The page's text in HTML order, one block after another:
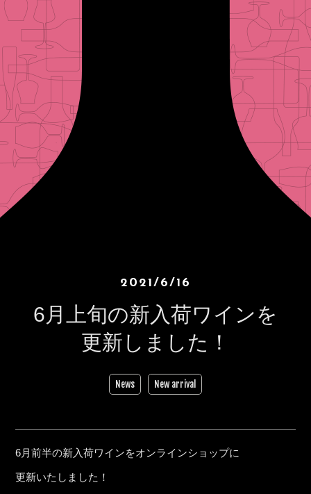
2021/6/16
6月上旬の新入荷ワインを
更新しました！
News New arrival
6月前半の新入荷ワインをオンラインショップに
更新いたしました！